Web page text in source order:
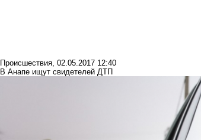
Происшествия, 02.05.2017 12:40
В Анапе ищут свидетелей ДТП